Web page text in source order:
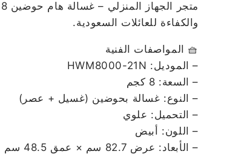
والكفاءة للعائلات السعودية.
🧺 المواصفات الفنية
– الموديل: HWM8000-21N
– السعة: 8 كجم
– النوع: غسالة بحوضين (غسيل + عصر)
– التحميل: علوي
– اللون: أبيض
– الأبعاد: عرض 82.7 سم × عمق 48.5 سم × ارتفاع 86.5 سم